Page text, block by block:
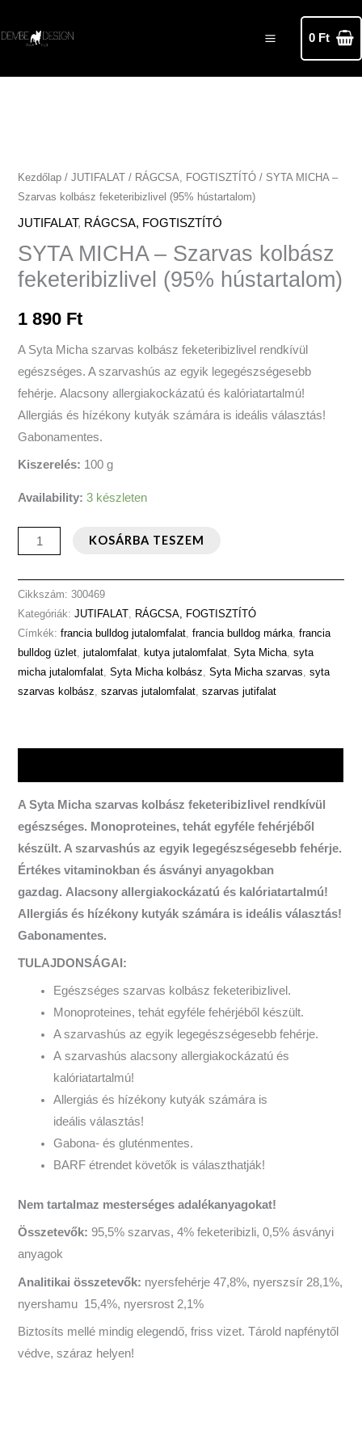
to
MAIN
MENU
0 Ft
Kezdőlap /JUTIFALAT / RÁGCSA, FOGTISZTÍTÓ / SYTA MICHA –
Szarvas kolbász feketeribizlivel (95% hústartalom)
JUTIFALAT, RÁGCSA, FOGTISZTÍTÓ
SYTA MICHA – Szarvas kolbász
feketeribizlivel (95% hústartalom)
1 890 Ft
A Syta Micha szarvas kolbász feketeribizlivel rendkívül
egészséges. A szarvashús az egyik legegészségesebb
fehérje. Alacsony allergiakockázatú és kalóriatartalmú!
Allergiás és hízékony kutyák számára is ideális választás!
Gabonamentes.
Kiszerelés: 100 g
Availability: 3 készleten
Szarvas
kolbász
feketeribizlivel
hústartalom)
mennyiség
KOSÁRBA TESZEM
Cikkszám:300469
Kategóriák:JUTIFALAT, RÁGCSA, FOGTISZTÍTÓ
Címkék:francia bulldog jutalomfalat,francia bulldog márka,francia
bulldog üzlet,jutalomfalat, kutya jutalomfalat,Syta Micha,syta
micha jutalomfalat,Syta Micha kolbász,Syta Micha szarvas,syta
szarvas kolbász,szarvas jutalomfalat,szarvas jutifalat
A Syta Micha szarvas kolbász feketeribizlivel rendkívül
egészséges. Monoproteines, tehát egyféle fehérjéből
készült. A szarvashús az egyik legegészségesebb fehérje.
Értékes vitaminokban és ásványi anyagokban
gazdag. Alacsony allergiakockázatú és kalóriatartalmú!
Allergiás és hízékony kutyák számára is ideálisválasztás!
Gabonamentes.
TULAJDONSÁGAI:
Egészséges szarvas kolbász feketeribizlivel.
Monoproteines, tehát egyféle fehérjéből készült.
A szarvashús az egyik legegészségesebb fehérje.
A szarvashús alacsony allergiakockázatú és
kalóriatartalmú!
Allergiás és hízékony kutyák számára is
ideális választás!
Gabona- és gluténmentes.
BARF étrendet követők is választhatják!
Nem tartalmaz mesterséges adalékanyagokat!
Összetevők:95,5% szarvas, 4% feketeribizli, 0,5% ásványi
anyagok
Analitikai összetevők: nyersfehérje 47,8%, nyerszsír 28,1%,
nyershamu 15,4%, nyersrost 2,1%
Biztosíts mellé mindig elegendő, friss vizet. Tárold napfénytől
védve, száraz helyen!